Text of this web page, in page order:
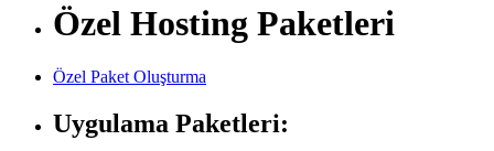
Özel Hosting Paketleri
Özel Paket Oluşturma
Uygulama Paketleri: